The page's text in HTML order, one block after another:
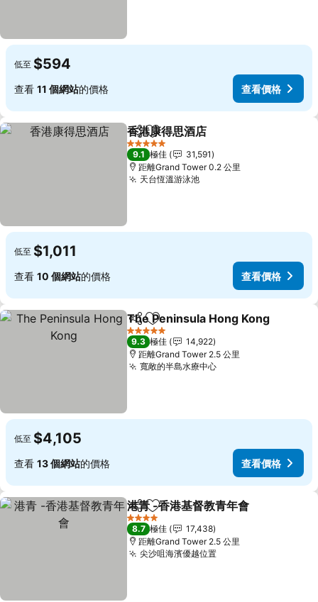
低至 $594
查看 11 個網站的價格 查看價格
分享 放到收藏夾
香港康得思酒店
5 星級
9.1 極佳
31,591
距離Grand Tower 0.2 公里
天台恆溫游泳池
低至 $1,011
查看 10 個網站的價格 查看價格
分享 放到收藏夾
The Peninsula Hong Kong
5 星級
9.3 極佳
14,922
距離Grand Tower 2.5 公里
寬敞的半島水療中心
低至 $4,105
查看 13 個網站的價格 查看價格
分享 放到收藏夾
港青 -香港基督教青年會
4 星級
8.7 極佳
17,438
距離Grand Tower 2.5 公里
尖沙咀海濱優越位置